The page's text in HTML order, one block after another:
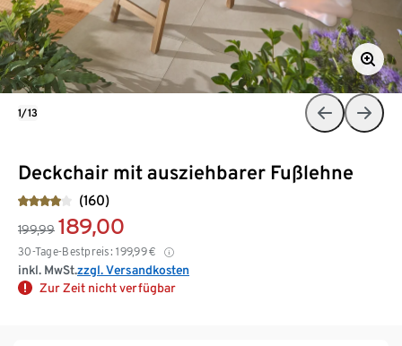
Deckchair mit ausziehbarer Fußlehne
(160)
199,99 189,00
30-Tage-Bestpreis: 199,99€
inkl. MwSt.zzgl. Versandkosten
Zur Zeit nicht verfügbar
1/13